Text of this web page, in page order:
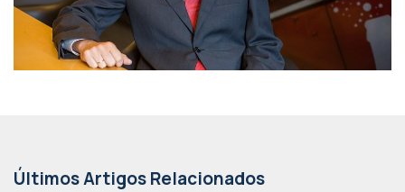
Últimos Artigos Relacionados